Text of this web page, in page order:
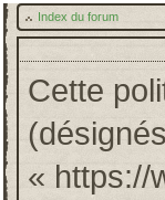
Index du forum
Cette
« https://